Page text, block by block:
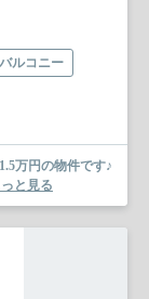
バルコニー
万円の物件です♪
っと見る